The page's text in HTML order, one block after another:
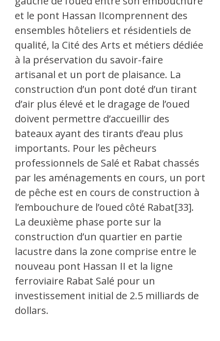
et le pont Hassan IIcomprennent des
ensembles hôteliers et résidentiels de
qualité, la Cité des Arts et métiers dédiée
à la préservation du savoir-faire
artisanal et un port de plaisance. La
construction d’un pont doté d’un tirant
d’air plus élevé et le dragage de l’oued
doivent permettre d’accueillir des
bateaux ayant des tirants d’eau plus
importants. Pour les pêcheurs
professionnels de Salé et Rabat chassés
par les aménagements en cours, un port
de pêche est en cours de construction à
l’embouchure de l’oued côté Rabat[33].
La deuxième phase porte sur la
construction d’un quartier en partie
lacustre dans la zone comprise entre le
nouveau pont Hassan II et la ligne
ferroviaire Rabat Salé pour un
investissement initial de 2.5 milliards de
dollars.